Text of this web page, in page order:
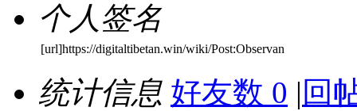
个人签名
[url]https://digitaltibetan.win/wiki/Post:Observan
统计信息 好友数 0 | 回